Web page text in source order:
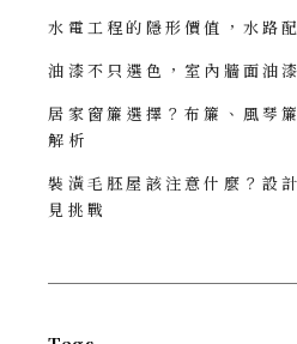
水電工程的隱形價值，水路
油漆不只選色，室內牆面油
居家窗簾選擇？布簾、風琴
解析
裝潢毛胚屋該注意什麼？設
見挑戰